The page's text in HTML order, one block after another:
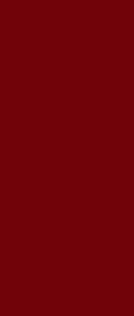
exclusivas y la
y
de compra